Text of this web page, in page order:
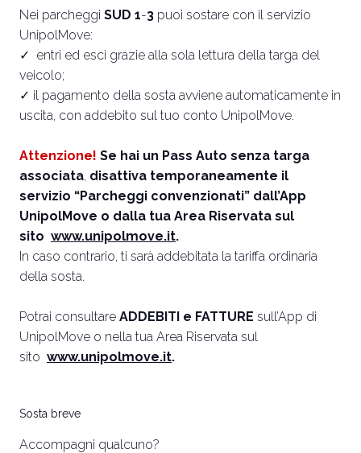
Nei parcheggi SUD 1-3 puoi sostare con il servizio
UnipolMove:
✓ entri ed esci grazie alla sola lettura della targa del
veicolo;
✓ il pagamento della sosta avviene automaticamente in
uscita, con addebito sul tuo conto UnipolMove.
Attenzione! Se hai un Pass Auto senza targa
associata, disattiva temporaneamente il
servizio “Parcheggi convenzionati” dall’App
UnipolMove o dalla tua Area Riservata sul
sito www.unipolmove.it.
In caso contrario, ti sarà addebitata la tariffa ordinaria
della sosta.
Potrai consultare ADDEBITI e FATTURE sull’App di
UnipolMove o nella tua Area Riservata sul
sito www.unipolmove.it.
Sosta breve
Accompagni qualcuno?